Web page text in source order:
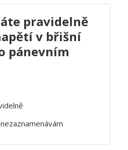
pravidelně
v břišní
pánevním